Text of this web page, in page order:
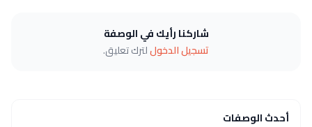
شاركنا رأيك في الوصفة
تسجيل الدخوللترك تعليق.
أحدث الوصفات